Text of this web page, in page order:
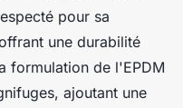
pour sa
une durabilité
formulation de l'EPDM
ajoutant une